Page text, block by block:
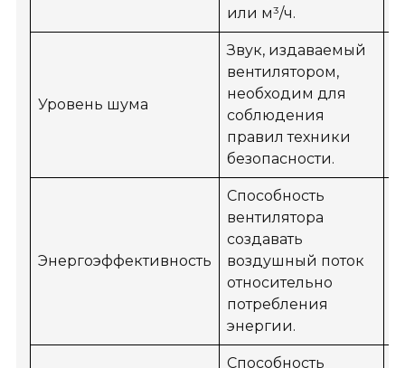
или м³/ч.
Уровень шума
Звук, издаваемый
вентилятором,
необходим для
соблюдения
правил техники
безопасности.
Энергоэффективность
Способность
вентилятора
создавать
воздушный поток
относительно
потребления
энергии.
Способность